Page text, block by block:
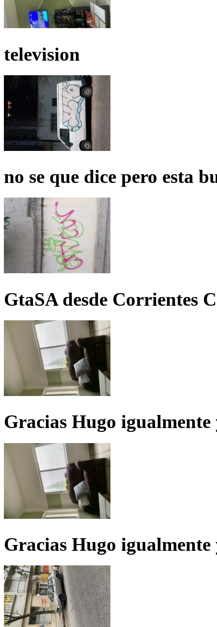
television
no se que dice pero esta
GtaSA desde Corrientes
Gracias Hugo igualmente
Gracias Hugo igualmente